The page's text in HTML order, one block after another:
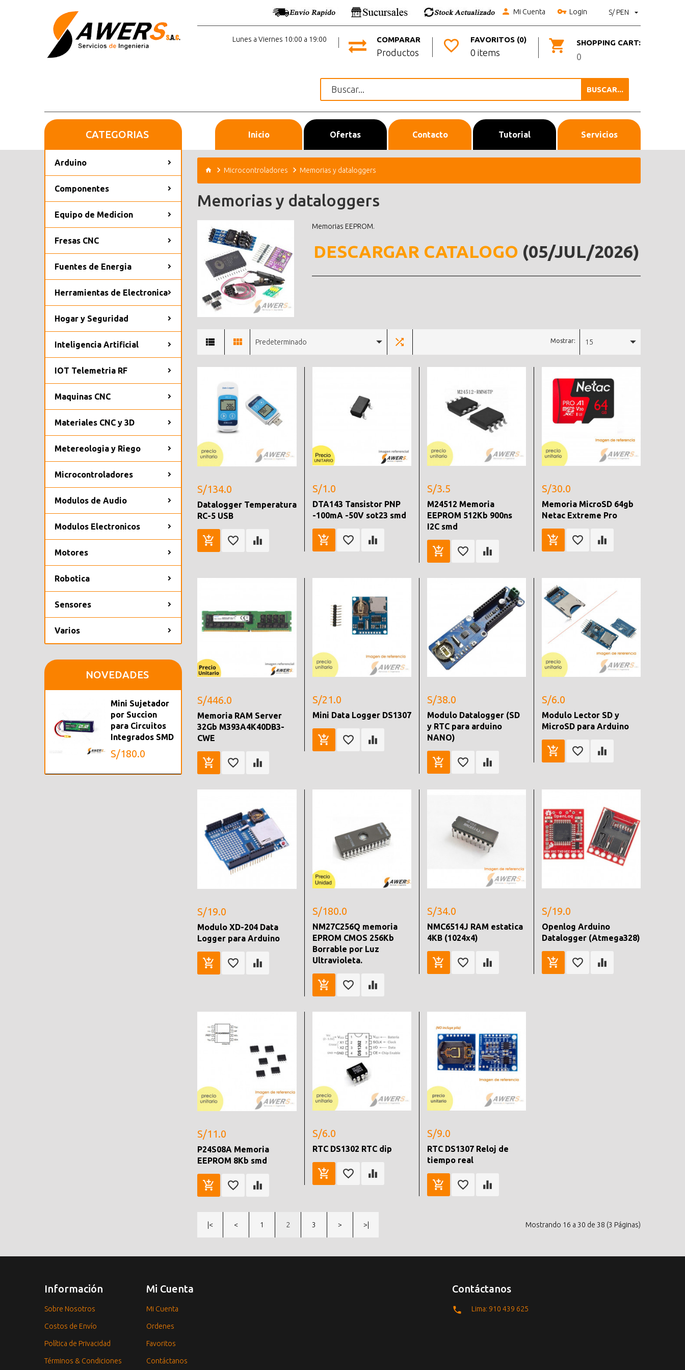
S/ PEN
Mi Cuenta Login
SHOPPING CART:
0
FAVORITOS (0)
0 items
COMPARAR
Productos
Lunes a Viernes 10:00 a 19:00
BUSCAR...
Inicio Ofertas Contacto Tutorial Servicios
CATEGORIAS
Arduino
Componentes
Equipo de Medicion
Fresas CNC
Fuentes de Energia
Herramientas de Electronica
Hogar y Seguridad
Inteligencia Artificial
IOT Telemetria RF
Maquinas CNC
Materiales CNC y 3D
Metereologia y Riego
Microcontroladores
Modulos de Audio
Modulos Electronicos
Motores
Robotica
Sensores
Varios
NOVEDADES
Mini Sujetador
por Succion
para Circuitos
Integrados SMD
S/180.0
Microcontroladores Memorias y dataloggers
Memorias y dataloggers
Memorias EEPROM.
DESCARGAR CATALOGO (05/JUL/2026)
Predeterminado Mostrar: 15
S/134.0
Datalogger Temperatura
RC-5 USB
S/1.0
DTA143 Tansistor PNP
-100mA -50V sot23 smd
S/3.5
M24512 Memoria
EEPROM 512Kb 900ns
I2C smd
S/30.0
Memoria MicroSD 64gb
Netac Extreme Pro
S/446.0
Memoria RAM Server
32Gb M393A4K40DB3-
CWE
S/21.0
Mini Data Logger DS1307
S/38.0
Modulo Datalogger (SD
y RTC para arduino
NANO)
S/6.0
Modulo Lector SD y
MicroSD para Arduino
S/19.0
Modulo XD-204 Data
Logger para Arduino
S/180.0
NM27C256Q memoria
EPROM CMOS 256Kb
Borrable por Luz
Ultravioleta.
S/34.0
NMC6514J RAM estatica
4KB (1024x4)
S/19.0
Openlog Arduino
Datalogger (Atmega328)
S/11.0
P24S08A Memoria
EEPROM 8Kb smd
S/6.0
RTC DS1302 RTC dip
S/9.0
RTC DS1307 Reloj de
tiempo real
|< < 1 2 3 > >| Mostrando 16 a 30 de 38 (3 Páginas)
Información
Sobre Nosotros
Costos de Envío
Política de Privacidad
Términos & Condiciones
Mi Cuenta
Mi Cuenta
Ordenes
Favoritos
Contáctanos
Contáctanos
Lima: 910 439 625